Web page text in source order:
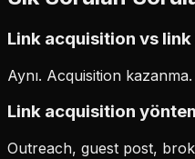
Link acquisition vs
Aynı. Acquisition
Link acquisition
Outreach, guest post,